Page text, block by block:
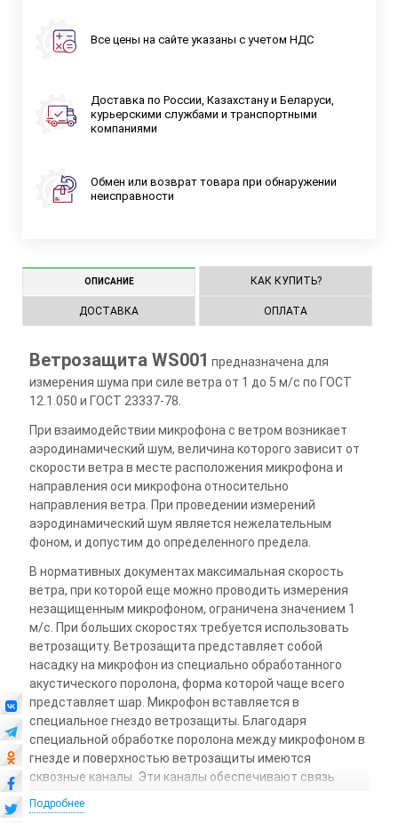
Все цены на сайте указаны с учетом НДС
Доставка по России, Казахстану и Беларуси,
курьерскими службами и транспортными
компаниями
Обмен или возврат товара при обнаружении
неисправности
ОПИСАНИЕ КАК КУПИТЬ?
ДОСТАВКА ОПЛАТА
Ветрозащита WS001 предназначена для
измерения шума при силе ветра от 1 до 5 м/с по ГОСТ
12.1.050 и ГОСТ 23337-78.
При взаимодействии микрофона с ветром возникает
аэродинамический шум, величина которого зависит от
скорости ветра в месте расположения микрофона и
направления оси микрофона относительно
направления ветра. При проведении измерений
аэродинамический шум является нежелательным
фоном, и допустим до определенного предела.
В нормативных документах максимальная скорость
ветра, при которой еще можно проводить измерения
незащищенным микрофоном, ограничена значением 1
м/с. При больших скоростях требуется использовать
ветрозащиту. Ветрозащита представляет собой
насадку на микрофон из специально обработанного
акустического поролона, форма которой чаще всего
представляет шар. Микрофон вставляется в
специальное гнездо ветрозащиты. Благодаря
специальной обработке поролона между микрофоном в
гнезде и поверхностью ветрозащиты имеются
сквозные каналы. Эти каналы обеспечивают связь
микрофона с поверхностью ветрозащиты, т.е.
позволяют проводить измерение уровня звука. В то же
Подробнее